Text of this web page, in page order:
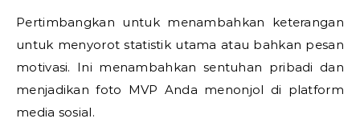
Pertimbangkan untuk menambahkan keterangan
untuk menyorot statistik utama atau bahkan pesan
motivasi. Ini menambahkan sentuhan pribadi dan
menjadikan foto MVP Anda menonjol di platform
media sosial.